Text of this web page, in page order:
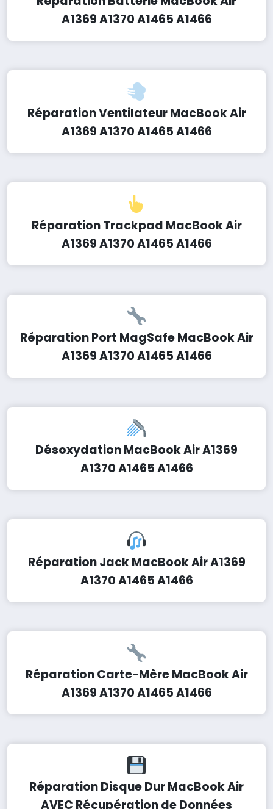
A1369 A1370 A1465 A1466
Réparation Ventilateur MacBook Air
A1369 A1370 A1465 A1466
Réparation Trackpad MacBook Air
A1369 A1370 A1465 A1466
Réparation Port MagSafe MacBook Air
A1369 A1370 A1465 A1466
Désoxydation MacBook Air A1369
A1370 A1465 A1466
Réparation Jack MacBook Air A1369
A1370 A1465 A1466
Réparation Carte-Mère MacBook Air
A1369 A1370 A1465 A1466
Réparation Disque Dur MacBook Air
AVEC Récupération de Données